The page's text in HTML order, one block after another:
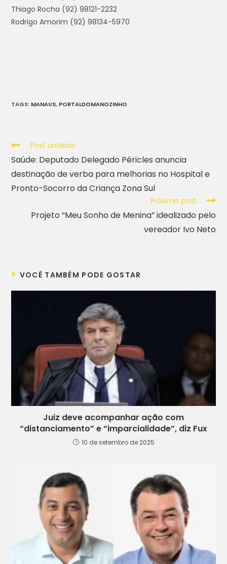
Thiago Rocha (92) 98121-2232
Rodrigo Amorim (92) 98134-5970
TAGS: MANAUS, PORTALDOMANOZINHO
Post anterior
Saúde: Deputado Delegado Péricles anuncia
destinação de verba para melhorias no Hospital e
Pronto-Socorro da Criança Zona Sul
Próximo post
Projeto “Meu Sonho de Menina” idealizado pelo
vereador Ivo Neto
VOCÊ TAMBÉM PODE GOSTAR
Juiz deve acompanhar ação com
“distanciamento” e “imparcialidade”, diz Fux
10 de setembro de 2025